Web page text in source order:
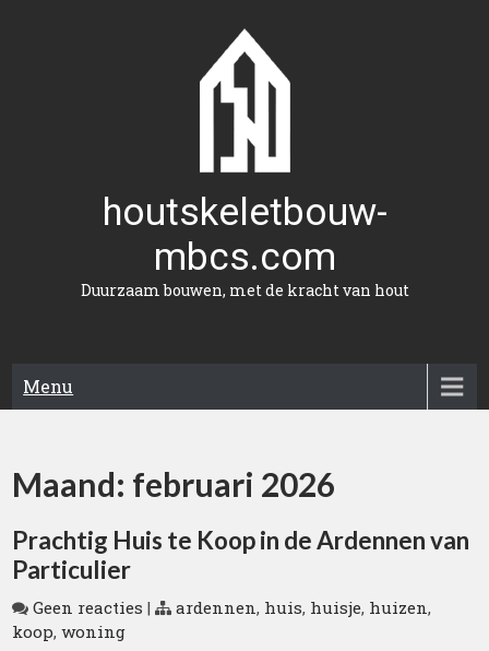
houtskeletbouw-
mbcs.com
Duurzaam bouwen, met de kracht van hout
Menu
Maand: februari 2026
Prachtig Huis te Koop in de Ardennen van
Particulier
Geen reacties | ardennen, huis, huisje, huizen,
koop,woning